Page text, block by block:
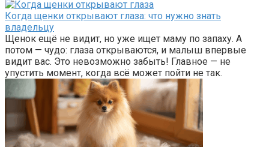
Когда щенки открывают глаза: что нужно знать
владельцу
Щенок ещё не видит, но уже ищет маму по запаху. А
потом — чудо: глаза открываются, и малыш впервые
видит вас. Это невозможно забыть! Главное — не
упустить момент, когда всё может пойти не так.